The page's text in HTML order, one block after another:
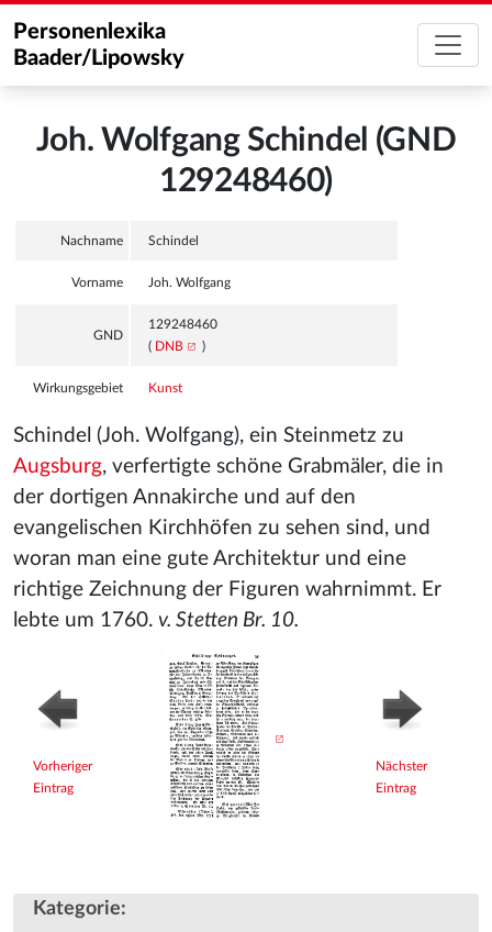
Personenlexika
Baader/Lipowsky
Joh. Wolfgang Schindel (GND
129248460)
Nachname Schindel
Vorname Joh. Wolfgang
GND
129248460
( DNB )
Wirkungsgebiet Kunst
Schindel (Joh. Wolfgang), ein Steinmetz zu
Augsburg, verfertigte schöne Grabmäler, die in
der dortigen Annakirche und auf den
evangelischen Kirchhöfen zu sehen sind, und
woran man eine gute Architektur und eine
richtige Zeichnung der Figuren wahrnimmt. Er
lebte um 1760. v. Stetten Br. 10.
Vorheriger
Eintrag
Nächster
Eintrag
Kategorie: